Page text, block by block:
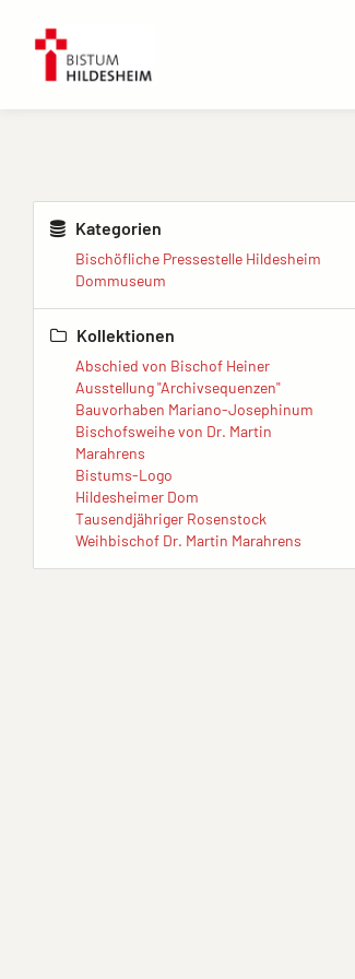
Kategorien
Bischöfliche Pressestelle Hildesheim
Dommuseum
Kollektionen
Abschied von Bischof Heiner
Ausstellung "Archivsequenzen"
Bauvorhaben Mariano-Josephinum
Bischofsweihe von Dr. Martin
Marahrens
Bistums-Logo
Hildesheimer Dom
Tausendjähriger Rosenstock
Weihbischof Dr. Martin Marahrens